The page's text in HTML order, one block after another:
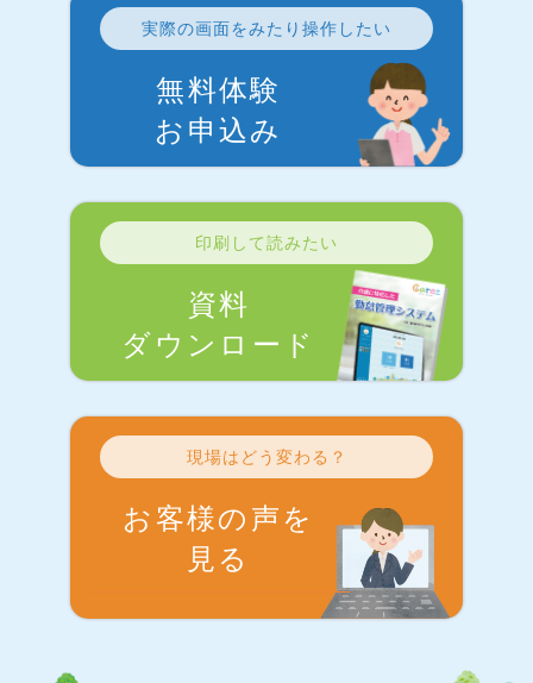
実際の画面をみたり操作したい
無料体験
お申込み
印刷して読みたい
資料
ダウンロード
現場はどう変わる？
お客様の声を
見る